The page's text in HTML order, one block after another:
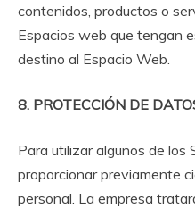
contenidos, productos o
Espacios web que tengan
destino al Espacio Web.
8. PROTECCIÓN DE
Para utilizar algunos de los
proporcionar previamente
personal. La empresa